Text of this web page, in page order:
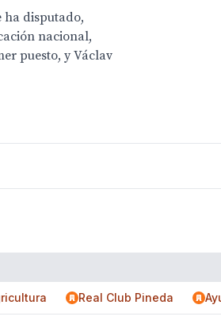
ha disputado,
nacional,
puesto, y Václav
Real Club Pineda